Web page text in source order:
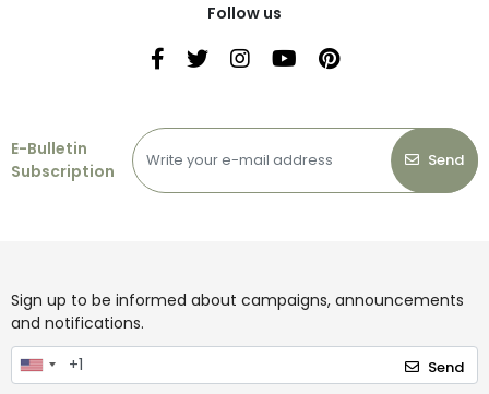
Follow us
E-Bulletin
Subscription
Send
Sign up to be informed about campaigns, announcements
and notifications.
Send